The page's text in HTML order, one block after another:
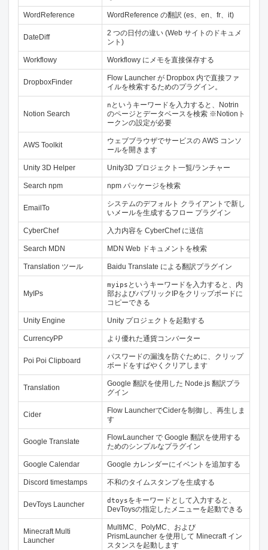
WordReference WordReference の翻訳 (es、en、fr、it)
DateDiff
2 つの日付の違い (Web サイトのドキュメ
ント)
Workflowy Workflowy にメモを直接保存する
DropboxFinder
Flow Launcher が Dropbox 内で直接ファ
イルを検索するためのプラグイン。
Notion Search
n というキーワードを入力すると、Notrin
のページとデータベースを検索 ※Notionト
ークンの設定が必要
AWS Toolkit
ウェブブラウザでサービスの AWS コンソ
ールを開きます
Unity 3D Helper Unity3D プロジェクト一覧/ランチャー
Search npm npm パッケージを検索
EmailTo
システムのデフォルト クライアントで新し
いメールを生成するフロー プラグイン
CyberChef 入力内容を Cyber​​Chef に送信
Search MDN MDN Web ドキュメントを検索
Translation ツール Baidu Translate による翻訳プラグイン
MyIPs
myips というキーワードを入力すると、内
部およびパブリックIPをクリップボードに
コピーできる
Unity Engine Unity プロジェクトを起動する
CurrencyPP より優れた通貨コンバーター
Poi Poi Clipboard
パスワードの漏洩を防ぐために、クリップ
ボードをすばやくクリアします
Translation
Google 翻訳を使用した Node.js 翻訳プラ
グイン
Cider
Flow LauncherでCiderを制御し、再生しま
す
Google Translate
FlowLauncher で Google 翻訳を使用する
ためのシンプルなプラグイン
Google Calendar Google カレンダーにイベントを追加する
Discord timestamps 不和のタイムスタンプを生成する
DevToys Launcher dtoysをキーワードとして入力すると、
DevToysの指定したメニューを起動できる
Minecraft Multi
Launcher
MultiMC、PolyMC、および
PrismLauncher を使用して Minecraft イン
スタンスを起動します